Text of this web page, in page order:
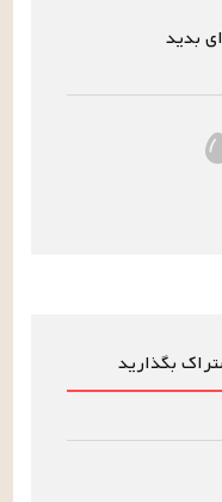
بدید
بگذارید